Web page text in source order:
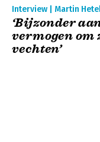
Interview | Martin
‘Bijzonder
vermogen om
vechten’